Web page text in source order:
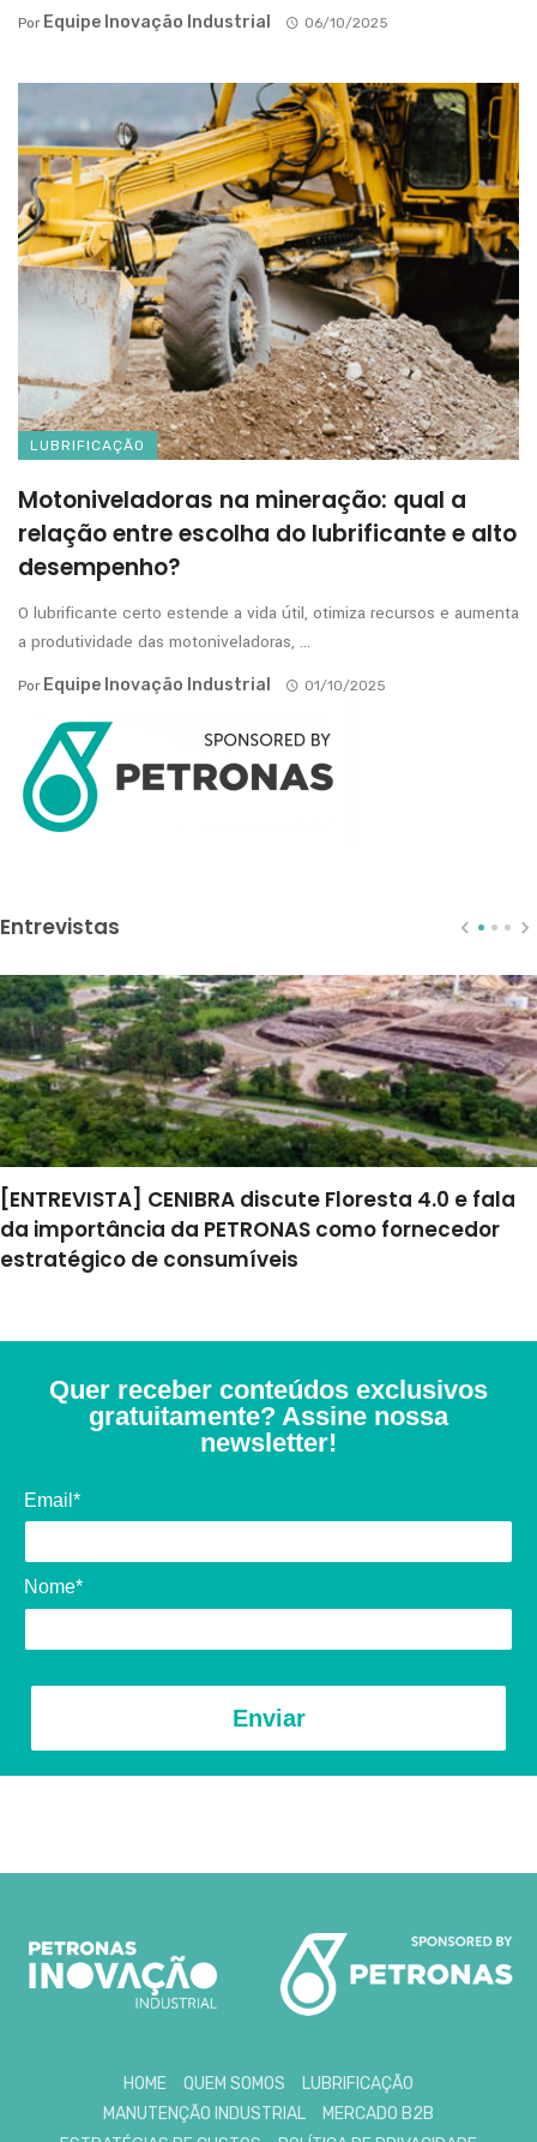
Por Equipe Inovação Industrial 06/10/2025
LUBRIFICAÇÃO
Motoniveladoras na mineração: qual a
relação entre escolha do lubrificante e alto
desempenho?
O lubrificante certo estende a vida útil, otimiza recursos e aumenta
a produtividade das motoniveladoras, ...
Por Equipe Inovação Industrial 01/10/2025
Entrevistas
[ENTREVISTA] CENIBRA discute Floresta 4.0 e fala
da importância da PETRONAS como fornecedor
estratégico de consumíveis
Quer receber conteúdos exclusivos
gratuitamente? Assine nossa
newsletter!
Email*
Nome*
Enviar
HOME QUEM SOMOS
LUBRIFICAÇÃO
MANUTENÇÃO INDUSTRIAL
MERCADO B2B